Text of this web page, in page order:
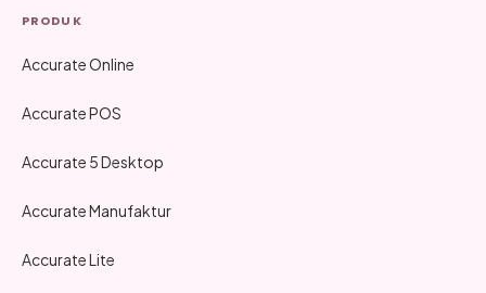
PRODUK
Accurate Online
Accurate POS
Accurate 5 Desktop
Accurate Manufaktur
Accurate Lite